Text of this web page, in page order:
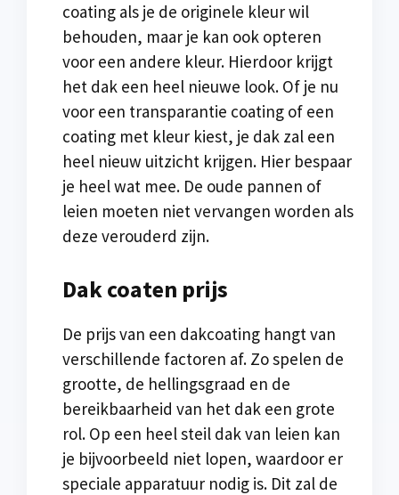
coating als je de originele kleur wil
behouden, maar je kan ook opteren
voor een andere kleur. Hierdoor krijgt
het dak een heel nieuwe look. Of je nu
voor een transparantie coating of een
coating met kleur kiest, je dak zal een
heel nieuw uitzicht krijgen. Hier bespaar
je heel wat mee. De oude pannen of
leien moeten niet vervangen worden als
deze verouderd zijn.
Dak coaten prijs
De prijs van een dakcoating hangt van
verschillende factoren af. Zo spelen de
grootte, de hellingsgraad en de
bereikbaarheid van het dak een grote
rol. Op een heel steil dak van leien kan
je bijvoorbeeld niet lopen, waardoor er
speciale apparatuur nodig is. Dit zal de